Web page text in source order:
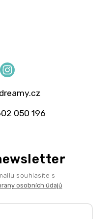
Instagram
dreamy.cz
050 196
souhlasíte s
osobních údajů